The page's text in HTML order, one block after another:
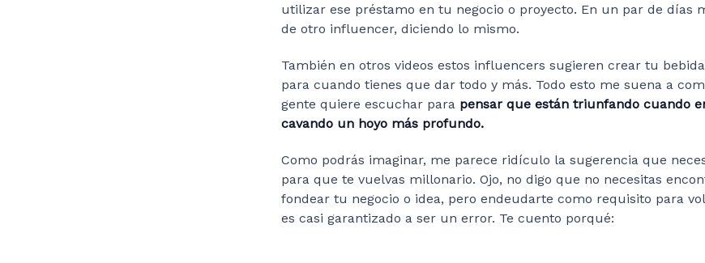
utilizar ese préstamo en tu negocio o proyecto. En un par de días
de otro influencer, diciendo lo mismo.
También en otros videos estos influencers sugieren crear tu
para cuando tienes que dar todo y más. Todo esto me suena a
gente quiere escuchar para pensar que están triunfando cuando
cavando un hoyo más profundo.
Como podrás imaginar, me parece ridículo la sugerencia que
para que te vuelvas millonario. Ojo, no digo que no necesitas
fondear tu negocio o idea, pero endeudarte como requisito para
es casi garantizado a ser un error. Te cuento porqué: